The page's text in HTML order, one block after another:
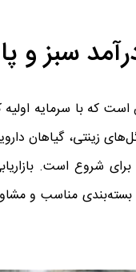
که با سرمایه
زینتی، گیاهان
شروع است.
مناسب و